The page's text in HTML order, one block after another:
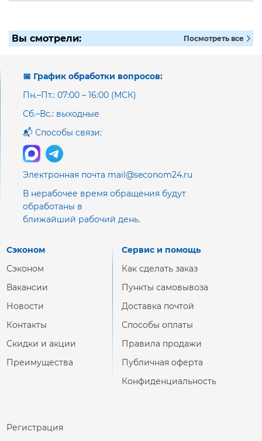
Вы смотрели: Посмотреть все
📅 График обработки вопросов:
Пн.–Пт.: 07:00 – 16:00 (МСК)
Сб.–Вс.: выходные
📬 Способы связи:
Электронная почта mail@seconom24.ru
В нерабочее время обращения будут
обработаны в
ближайший рабочий день.
Сэконом
Сэконом
Вакансии
Новости
Контакты
Скидки и акции
Преимущества
Сервис и помощь
Как сделать заказ
Пункты самовывоза
Доставка почтой
Способы оплаты
Правила продажи
Публичная оферта
Конфиденциальность
Регистрация